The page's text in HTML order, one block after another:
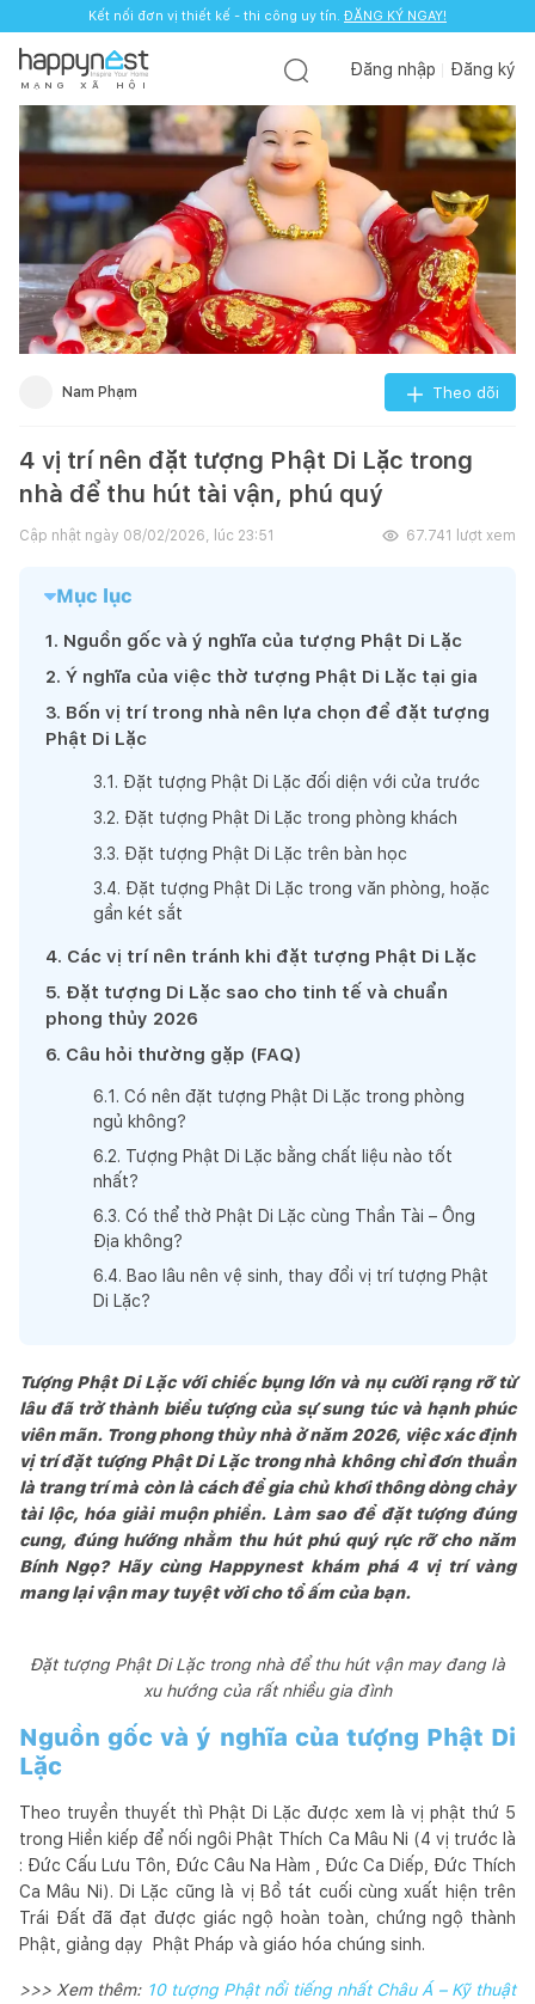
Kết nối đơn vị thiết kế - thi công uy tín. ĐĂNG KÝ NGAY!
M Ạ N G X Ã H Ộ I
Đăng nhập Đăng ký
Nam Phạm Theo dõi
4 vị trí nên đặt tượng Phật Di Lặc trong
nhà để thu hút tài vận, phú quý
Cập nhật ngày 08/02/2026, lúc 23:51 67.741 lượt xem
Mục lục
1. Nguồn gốc và ý nghĩa của tượng Phật Di Lặc
2. Ý nghĩa của việc thờ tượng Phật Di Lặc tại gia
3. Bốn vị trí trong nhà nên lựa chọn để đặt tượng
Phật Di Lặc
3.1 . Đặt tượng Phật Di Lặc đối diện với cửa trước
3.2. Đặt tượng Phật Di Lặc trong phòng khách
3.3. Đặt tượng Phật Di Lặc trên bàn học
3.4. Đặt tượng Phật Di Lặc trong văn phòng, hoặc
gần két sắt
4. Các vị trí nên tránh khi đặt tượng Phật Di Lặc
5. Đặt tượng Di Lặc sao cho tinh tế và chuẩn
phong thủy 2026
6. Câu hỏi thường gặp (FAQ)
6.1 . Có nên đặt tượng Phật Di Lặc trong phòng
ngủ không?
6.2. Tượng Phật Di Lặc bằng chất liệu nào tốt
nhất?
6.3. Có thể thờ Phật Di Lặc cùng Thần Tài – Ông
Địa không?
6.4. Bao lâu nên vệ sinh, thay đổi vị trí tượng Phật
Di Lặc?
Tượng Phật Di Lặc với chiếc bụng lớn và nụ cười rạng rỡ từ
lâu đã trở thành biểu tượng của sự sung túc và hạnh phúc
viên mãn. Trong phong thủy nhà ở năm 2026, việc xác định
vị trí đặt tượng Phật Di Lặc trong nhà không chỉ đơn thuần
là trang trí mà còn là cách để gia chủ khơi thông dòng chảy
tài lộc, hóa giải muộn phiền. Làm sao để đặt tượng đúng
cung, đúng hướng nhằm thu hút phú quý rực rỡ cho năm
Bính Ngọ? Hãy cùng Happynest khám phá 4 vị trí vàng
mang lại vận may tuyệt vời cho tổ ấm của bạn.
Đặt tượng Phật Di Lặc trong nhà để thu hút vận may đang là
xu hướng của rất nhiều gia đình
Nguồn gốc và ý nghĩa của tượng Phật Di
Lặc
Theo truyền thuyết thì Phật Di Lặc được xem là vị phật thứ 5
trong Hiền kiếp để nối ngôi Phật Thích Ca Mâu Ni (4 vị trước là
: Đức Cấu Lưu Tôn, Đức Câu Na Hàm , Đức Ca Diếp, Đức Thích
Ca Mâu Ni). Di Lặc cũng là vị Bồ tát cuối cùng xuất hiện trên
Trái Đất đã đạt được giác ngộ hoàn toàn, chứng ngộ thành
Phật, giảng dạy Phật Pháp và giáo hóa chúng sinh.
>>> Xem thêm: 10 tượng Phật nổi tiếng nhất Châu Á – Kỹ thuật